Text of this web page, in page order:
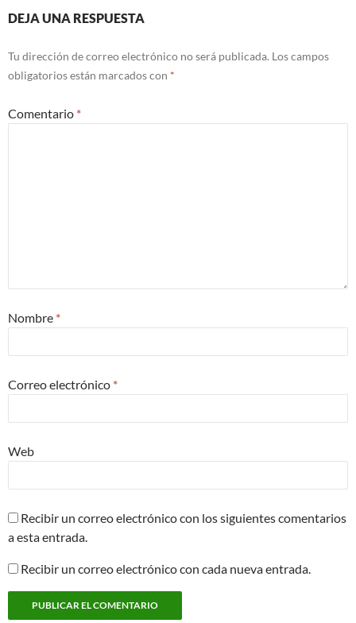
DEJA UNA RESPUESTA
Tu dirección de correo electrónico no será publicada. Los campos
obligatorios están marcados con *
Comentario *
Nombre *
Correo electrónico *
Web
Recibir un correo electrónico con los siguientes comentarios
a esta entrada.
Recibir un correo electrónico con cada nueva entrada.